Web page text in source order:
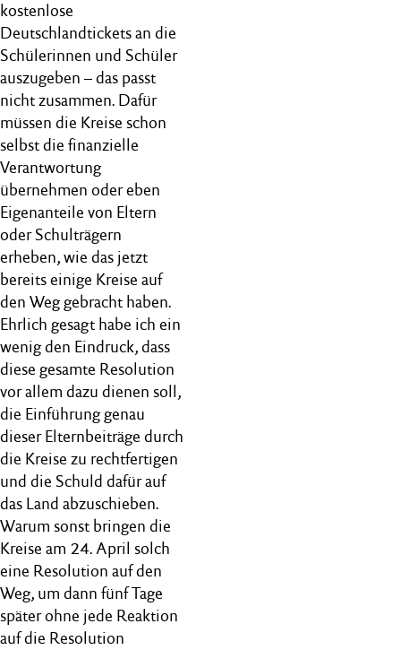
kostenlose
Deutschlandtickets an die
Schülerinnen und Schüler
auszugeben – das passt
nicht zusammen. Dafür
müssen die Kreise schon
selbst die finanzielle
Verantwortung
übernehmen oder eben
Eigenanteile von Eltern
oder Schulträgern
erheben, wie das jetzt
bereits einige Kreise auf
den Weg gebracht haben.
Ehrlich gesagt habe ich ein
wenig den Eindruck, dass
diese gesamte Resolution
vor allem dazu dienen soll,
die Einführung genau
dieser Elternbeiträge durch
die Kreise zu rechtfertigen
und die Schuld dafür auf
das Land abzuschieben.
Warum sonst bringen die
Kreise am 24. April solch
eine Resolution auf den
Weg, um dann fünf Tage
später ohne jede Reaktion
auf die Resolution